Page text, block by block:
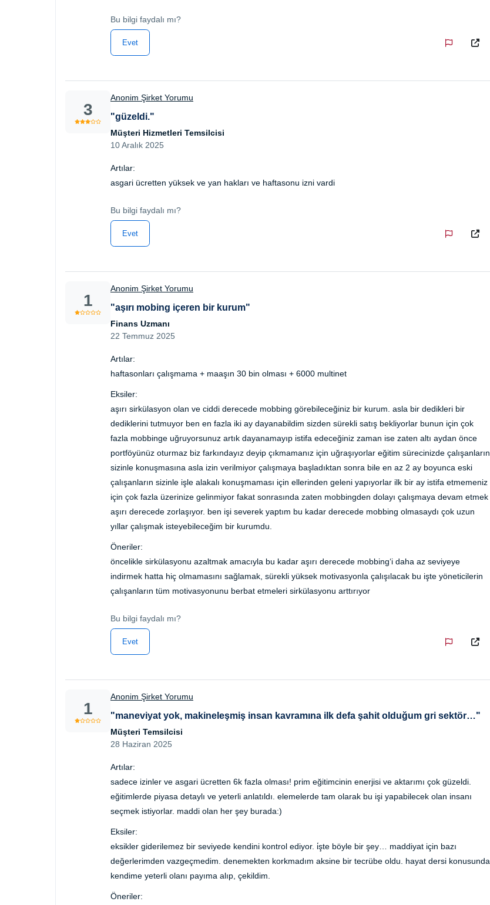
Bu bilgi faydalı mı?
Evet
3
Anonim Şirket Yorumu
"güzeldi."
Müşteri Hizmetleri Temsilcisi
10 Aralık 2025
Artılar:
asgari ücretten yüksek ve yan hakları ve haftasonu izni vardi
Bu bilgi faydalı mı?
Evet
1
Anonim Şirket Yorumu
"aşırı mobing içeren bir kurum"
Finans Uzmanı
22 Temmuz 2025
Artılar:
haftasonları çalışmama + maaşın 30 bin olması + 6000 multinet
Eksiler:
aşırı sirkülasyon olan ve ciddi derecede mobbing görebileceğiniz bir kurum. asla bir dedikleri bir
dediklerini tutmuyor ben en fazla iki ay dayanabildim sizden sürekli satış bekliyorlar bunun için çok
fazla mobbinge uğruyorsunuz artık dayanamayıp istifa edeceğiniz zaman ise zaten altı aydan önce
portföyünüz oturmaz biz farkındayız deyip çıkmamanız için uğraşıyorlar eğitim sürecinizde çalışanların
sizinle konuşmasına asla izin verilmiyor çalışmaya başladıktan sonra bile en az 2 ay boyunca eski
çalışanların sizinle işle alakalı konuşmaması için ellerinden geleni yapıyorlar ilk bir ay istifa etmemeniz
için çok fazla üzerinize gelinmiyor fakat sonrasında zaten mobbingden dolayı çalışmaya devam etmek
aşırı derecede zorlaşıyor. ben işi severek yaptım bu kadar derecede mobbing olmasaydı çok uzun
yıllar çalışmak isteyebileceğim bir kurumdu.
Öneriler:
öncelikle sirkülasyonu azaltmak amacıyla bu kadar aşırı derecede mobbing‘i daha az seviyeye
indirmek hatta hiç olmamasını sağlamak, sürekli yüksek motivasyonla çalışılacak bu işte yöneticilerin
çalışanların tüm motivasyonunu berbat etmeleri sirkülasyonu arttırıyor
Bu bilgi faydalı mı?
Evet
1
Anonim Şirket Yorumu
"maneviyat yok, makineleşmiş insan kavramına ilk defa şahit olduğum gri sektör…"
Müşteri Temsilcisi
28 Haziran 2025
Artılar:
sadece izinler ve asgari ücretten 6k fazla olması! prim eğitimcinin enerjisi ve aktarımı çok güzeldi.
eğitimlerde piyasa detaylı ve yeterli anlatıldı. elemelerde tam olarak bu işi yapabilecek olan insanı
seçmek istiyorlar. maddi olan her şey burada:)
Eksiler:
eksikler giderilemez bir seviyede kendini kontrol ediyor. i̇şte böyle bir şey… maddiyat için bazı
değerlerimden vazgeçmedim. denemekten korkmadım aksine bir tecrübe oldu. hayat dersi konusunda
kendime yeterli olanı payıma alıp, çekildim.
Öneriler: